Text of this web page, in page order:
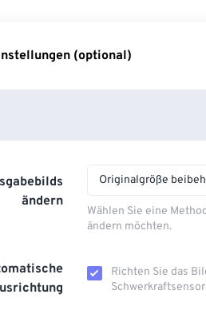
(optional)
ändern
Originalgröße
Wählen Sie eine
ändern möchten.
Richten Sie das